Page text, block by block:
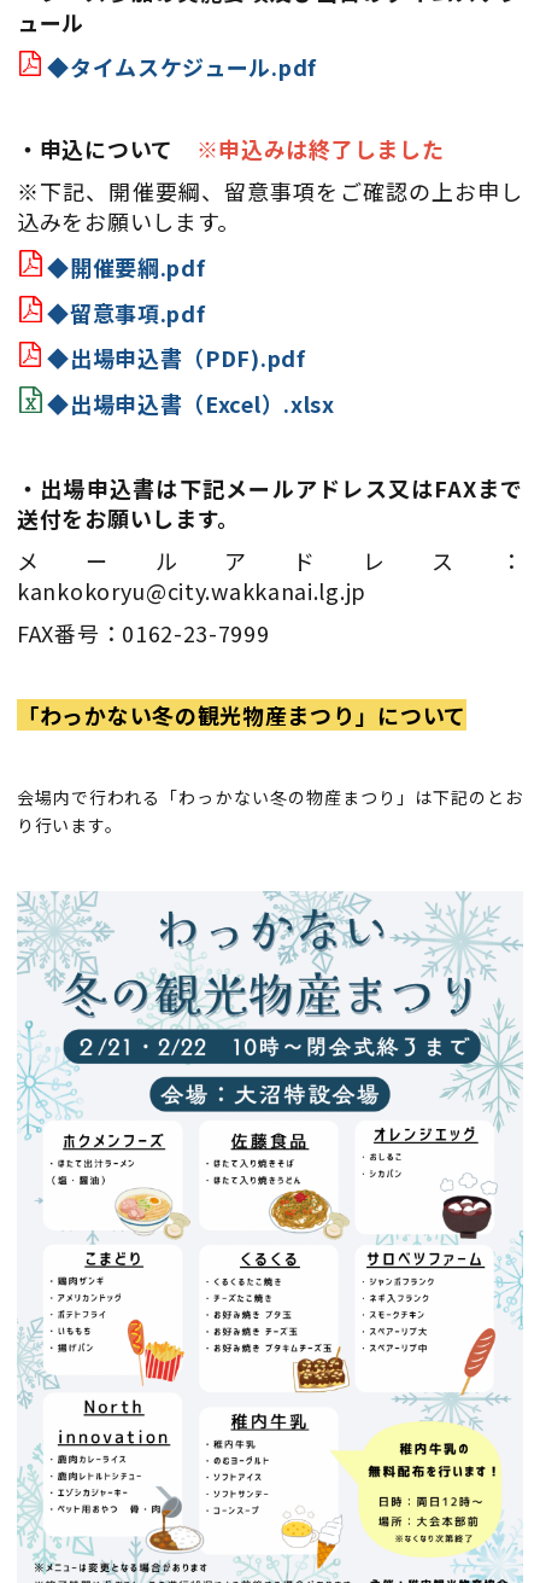
ュール
◆タイムスケジュール.pdf
・申込について ※申込みは終了しました
※下記、開催要綱、留意事項をご確認の上お申し
込みをお願いします。
◆開催要綱.pdf
◆留意事項.pdf
◆出場申込書（PDF).pdf
◆出場申込書（Excel）.xlsx
・ 出場申込書は下記メールアドレス又はFAXまで
送付をお願いします。
メールアドレス：
kankokoryu@city.wakkanai.lg.jp
FAX番号：0162-23-7999
「わっかない冬の観光物産まつり」について
会場内で行われる「わっかない冬の物産まつり」は下記のとお
り行います。